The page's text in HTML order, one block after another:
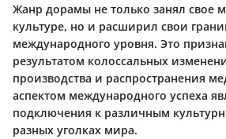
Жанр дорамы не только занял свое
культуре, но и расширил свои
международного уровня. Это
результатом колоссальных
производства и распространения
аспектом международного успеха
подключения к различным
разных уголках мира.